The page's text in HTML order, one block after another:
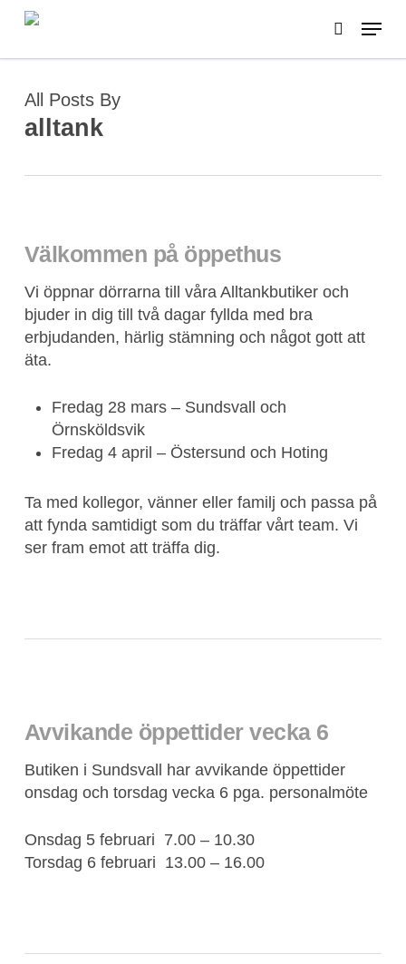
Skip
main
search
Menu
All Posts By
alltank
Välkommen på öppethus
Vi öppnar dörrarna till våra Alltankbutiker och
bjuder in dig till två dagar fyllda med bra
erbjudanden, härlig stämning och något gott att
äta.
Fredag 28 mars – Sundsvall och
Örnsköldsvik
Fredag 4 april – Östersund och Hoting
Ta med kollegor, vänner eller familj och passa på
att fynda samtidigt som du träffar vårt team. Vi
ser fram emot att träffa dig.
Avvikande öppettider vecka 6
Butiken i Sundsvall har avvikande öppettider
onsdag och torsdag vecka 6 pga. personalmöte
Onsdag 5 februari 7.00 – 10.30
Torsdag 6 februari 13.00 – 16.00